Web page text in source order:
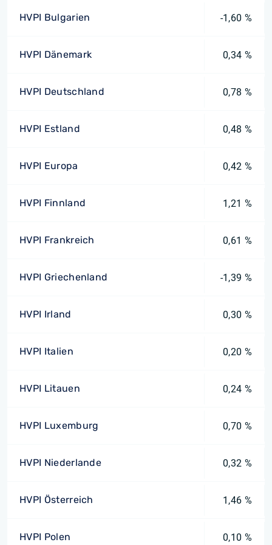
HVPI Bulgarien -1,60 %
HVPI Dänemark 0,34 %
HVPI Deutschland 0,78 %
HVPI Estland 0,48 %
HVPI Europa 0,42 %
HVPI Finnland 1,21 %
HVPI Frankreich 0,61 %
HVPI Griechenland -1,39 %
HVPI Irland 0,30 %
HVPI Italien 0,20 %
HVPI Litauen 0,24 %
HVPI Luxemburg 0,70 %
HVPI Niederlande 0,32 %
HVPI Österreich 1,46 %
HVPI Polen 0,10 %